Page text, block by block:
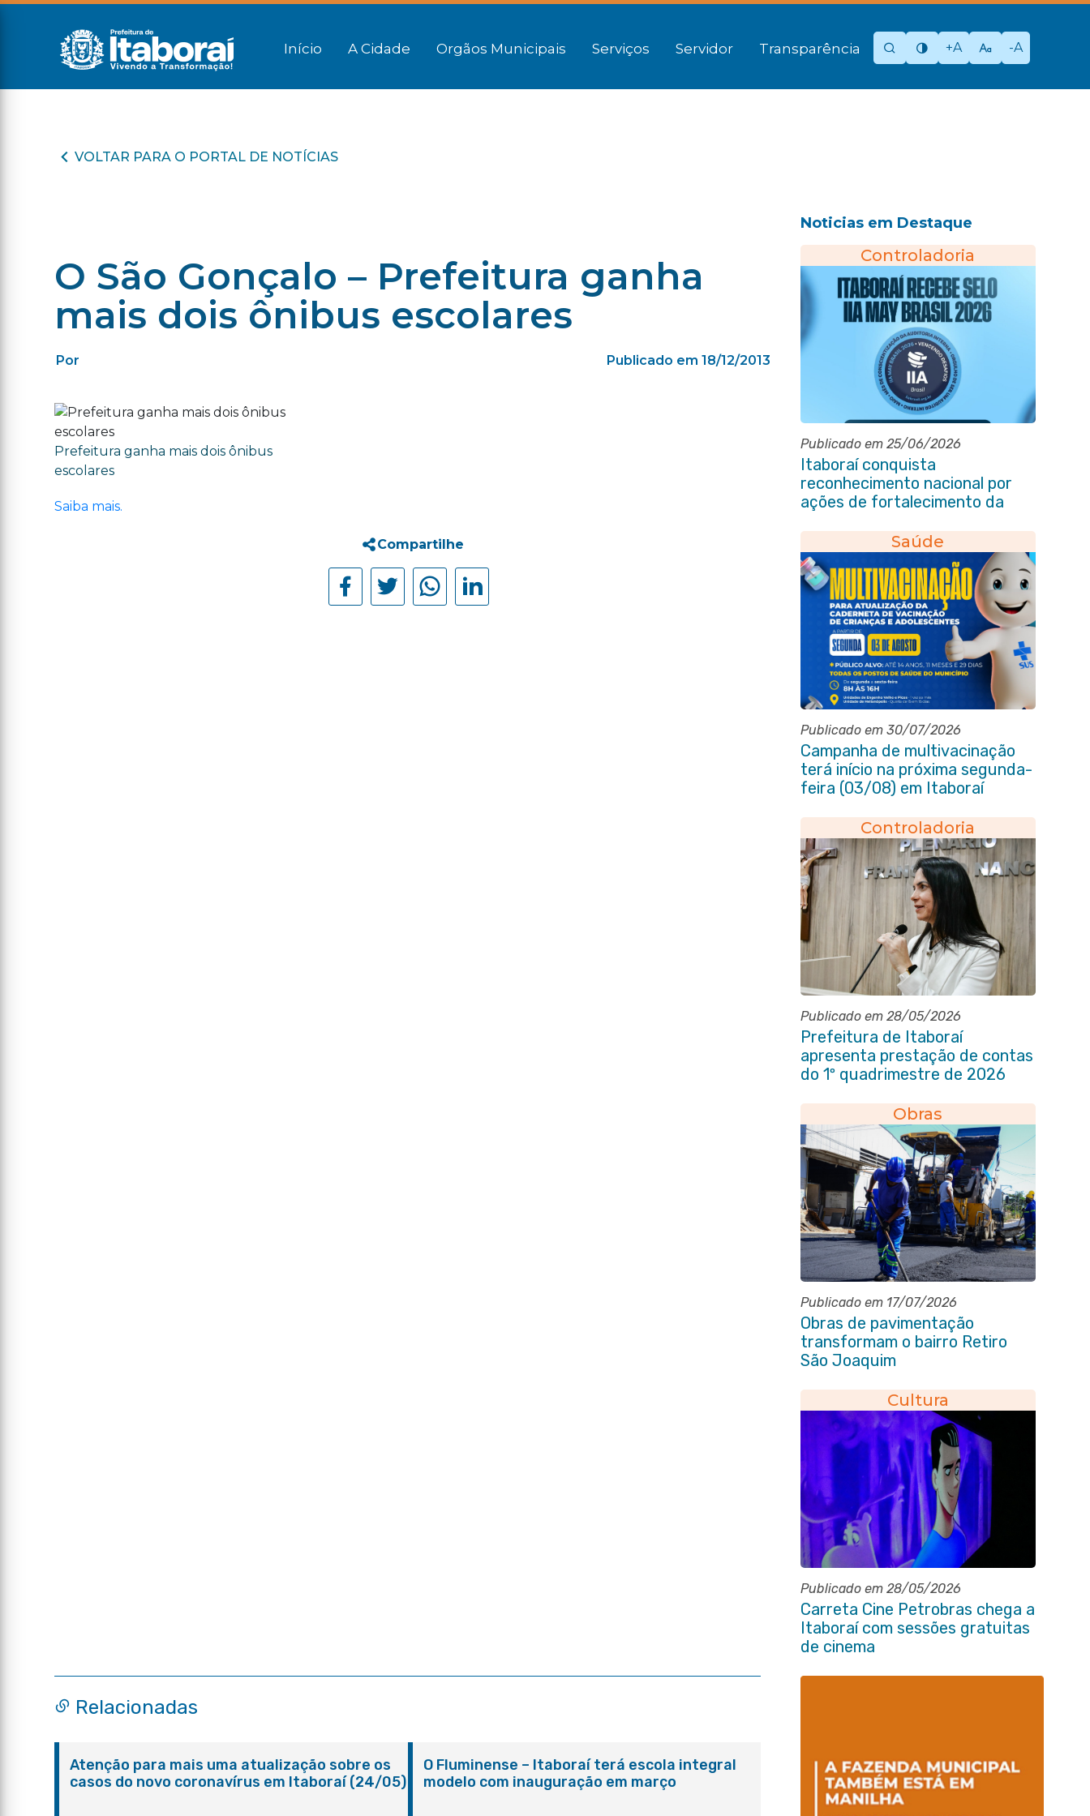
Início A Cidade Orgãos Municipais Serviços Servidor Transparência +A -A
VOLTAR PARA O PORTAL DE NOTÍCIAS
O São Gonçalo – Prefeitura ganha
mais dois ônibus escolares
Por Publicado em 18/12/2013
Prefeitura ganha mais dois ônibus
escolares
Saiba mais.
Compartilhe
Noticias em Destaque
Controladoria
Publicado em 25/06/2026
Itaboraí conquista
reconhecimento nacional por
ações de fortalecimento da
Saúde
Publicado em 30/07/2026
Campanha de multivacinação
terá início na próxima segunda-
feira (03/08) em Itaboraí
Controladoria
Publicado em 28/05/2026
Prefeitura de Itaboraí
apresenta prestação de contas
do 1º quadrimestre de 2026
Obras
Publicado em 17/07/2026
Obras de pavimentação
transformam o bairro Retiro
São Joaquim
Cultura
Publicado em 28/05/2026
Carreta Cine Petrobras chega a
Itaboraí com sessões gratuitas
de cinema
Relacionadas
Atenção para mais uma atualização sobre os
casos do novo coronavírus em Itaboraí (24/05)
O Fluminense – Itaboraí terá escola integral
modelo com inauguração em março